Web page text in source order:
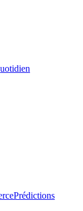
Prédictions